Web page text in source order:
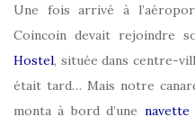
Une fois arrivé à
Coincoin devait rejoindre
Hostel, située dans centre-
était tard… Mais notre
monta à bord d’une